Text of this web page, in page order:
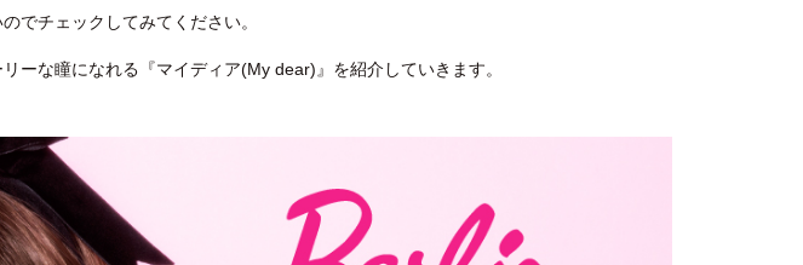
でチェックしてみてください。
ーな瞳になれる『マイディア(My dear)』を紹介していきます。